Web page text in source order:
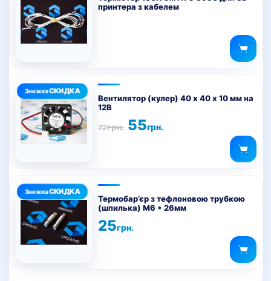
сторінці
товару
принтера з кабелем
Вентилятор (кулер) 40 x 40 х 10 мм на
12В
72грн.
Оригінальна
ціна: 55грн.
Поточна
ціна:
Термобар’єр з тефлоновою трубкою
(шпилька) M6 * 26мм
25грн.
Цей
товар
кілька
варіантів.